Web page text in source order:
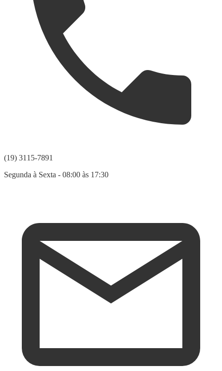
(19) 3115-7891
Segunda à Sexta - 08:00 às 17:30